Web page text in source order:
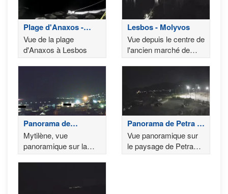
Plage d'Anaxos -
Lésbos
Vue de la plage
d'Anaxos à Lesbos
Lesbos - Molyvos
Vue depuis le centre de
l'ancien marché de
Molyvos avec le port
Panorama de
Mytilène
Mytilène, vue
panoramique sur la
ville avec le port en
Panorama de Petra -
Lesbos
Vue panoramique sur
le paysage de Petra
sur l'île de Lesbos